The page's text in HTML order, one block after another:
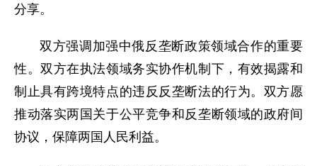
分享。
双方强调加强中俄反垄断政策领域合作的重要
性。双方在执法领域务实协作机制下，有效揭露和
制止具有跨境特点的违反反垄断法的行为。双方愿
推动落实两国关于公平竞争和反垄断领域的政府间
协议，保障两国人民利益。